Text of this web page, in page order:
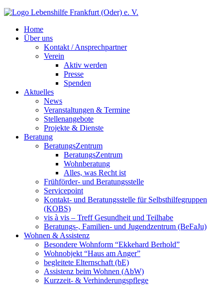
Home
Über uns
Kontakt / Ansprechpartner
Verein
Aktiv werden
Presse
Spenden
Aktuelles
News
Veranstaltungen & Termine
Stellenangebote
Projekte & Dienste
Beratung
BeratungsZentrum
BeratungsZentrum
Wohnberatung
Alles, was Recht ist
Frühförder- und Beratungsstelle
Servicepoint
Kontakt- und Beratungsstelle für Selbsthilfegruppen
(KOBS)
vis à vis – Treff Gesundheit und Teilhabe
Beratungs-, Familien- und Jugendzentrum (BeFaJu)
Wohnen & Assistenz
Besondere Wohnform “Ekkehard Berhold”
Wohnobjekt “Haus am Anger”
begleitete Elternschaft (bE)
Assistenz beim Wohnen (AbW)
Kurzzeit- & Verhinderungspflege